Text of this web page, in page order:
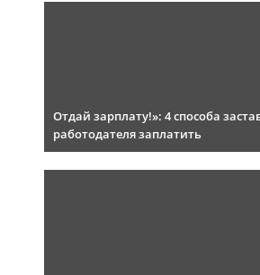
Отдай зарплату!»: 4 способа
работодателя заплатить